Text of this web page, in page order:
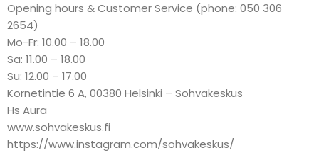
Opening hours & Customer Service (phone: 050 306
2654)
Mo-Fr: 10.00 – 18.00
Sa: 11.00 – 18.00
Su: 12.00 – 17.00
Kornetintie 6 A, 00380 Helsinki – Sohvakeskus
Hs Aura
www.sohvakeskus.fi
https://www.instagram.com/sohvakeskus/